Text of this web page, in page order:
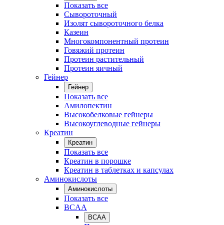
Показать все
Сывороточный
Изолят сывороточного белка
Казеин
Многокомпонентный протеин
Говяжий протеин
Протеин растительный
Протеин яичный
Гейнер
Гейнер
Показать все
Амилопектин
Высокобелковые гейнеры
Высокоуглеводные гейнеры
Креатин
Креатин
Показать все
Креатин в порошке
Креатин в таблетках и капсулах
Аминокислоты
Аминокислоты
Показать все
BCAA
BCAA